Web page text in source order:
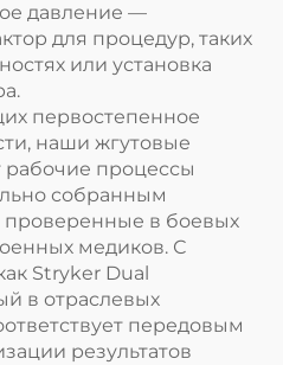
давление —
для процедур, таких
или установка
первостепенное
наши жгутовые
процессы
собранным
в боевых
медиков. С
Stryker Dual
в отраслевых
передовым
результатов